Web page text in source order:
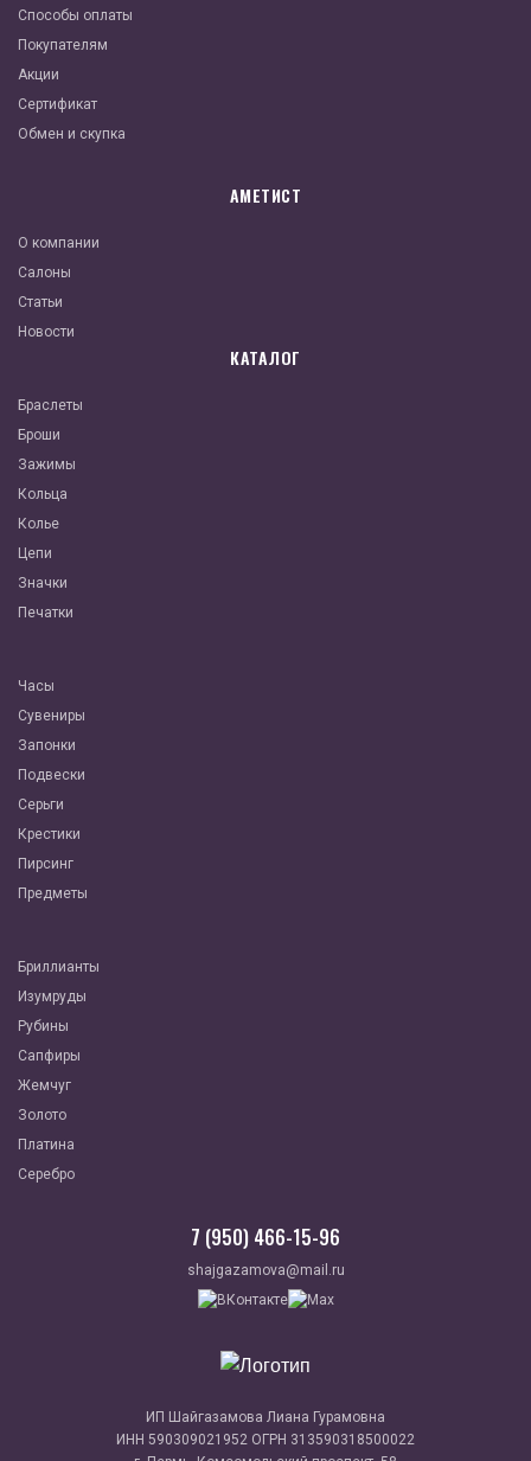
Способы оплаты
Покупателям
Акции
Сертификат
Обмен и скупка
АМЕТИСТ
О компании
Салоны
Статьи
Новости
КАТАЛОГ
Браслеты
Броши
Зажимы
Кольца
Колье
Цепи
Значки
Печатки
Часы
Сувениры
Запонки
Подвески
Серьги
Крестики
Пирсинг
Предметы
Бриллианты
Изумруды
Рубины
Сапфиры
Жемчуг
Золото
Платина
Серебро
7 (950) 466-15-96
shajgazamova@mail.ru
ИП Шайгазамова Лиана Гурамовна
ИНН 590309021952 ОГРН 313590318500022